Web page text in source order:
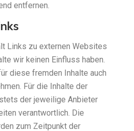
entfernen.
Links zu externen Websites
wir keinen Einfluss haben.
diese fremden Inhalte auch
Für die Inhalte der
der jeweilige Anbieter
verantwortlich. Die
zum Zeitpunkt der